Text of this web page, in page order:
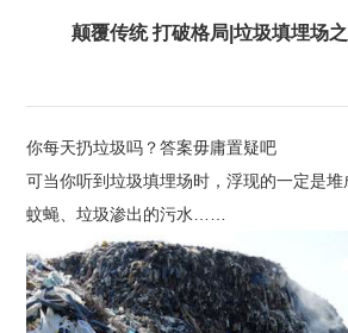
颠覆传统 打破格局|垃圾填埋场
你每天扔垃圾吗？答案毋庸置疑吧
可当你听到垃圾填埋场时，浮现的一定是堆
蚊蝇、垃圾渗出的污水……